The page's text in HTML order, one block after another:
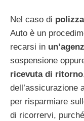
Nel caso di
Auto è un
recarsi in
sospensione
ricevuta di ritorno
dell’assicurazione
per risparmiare
di ricorrervi,